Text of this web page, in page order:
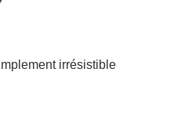
irrésistible